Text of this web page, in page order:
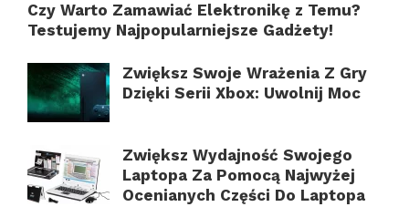
Czy Warto Zamawiać Elektronikę z Temu?
Testujemy Najpopularniejsze Gadżety!
Zwiększ Swoje Wrażenia Z Gry
Dzięki Serii Xbox: Uwolnij Moc
Zwiększ Wydajność Swojego
Laptopa Za Pomocą Najwyżej
Ocenianych Części Do Laptopa